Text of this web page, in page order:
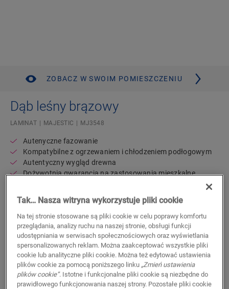
ZOBACZ W SWOIM POMIESZCZENIU
Dąb leśny brązowy
LAMINAT MAJESTIC MJ3548
Autenyczne fazowanie
Kompatybilne z ogrzewaniem i chłodzeniem podłogowym
Autentyczny wygląd drewna
Dożywotnia gwarancja na zastosowania mieszkalne
Wodoodporne
179,95PLN/m²
Sugerowana cena brutto
Znajdź dealera w swoim regionie
Chcesz zobaczyć tę podłogę na żywo? Nadal nurtują
Cię jakieś pytania? Nie ma problemu! Zawsze możesz
Tak… Nasza witryna wykorzystuje pliki cookie
Na tej stronie stosowane są pliki cookie w celu poprawy komfortu
przeglądania, analizy ruchu na naszej stronie, obsługi funkcji
udostępniania w serwisach społecznościowych oraz wyświetlania
spersonalizowanych reklam. Można zaakceptować wszystkie pliki
cookie lub analityczne pliki cookie. Można też edytować ustawienia
plików cookie za pomocą poniższego linku „Zmień ustawienia
plików cookie”. Istotne i funkcjonalne pliki cookie są niezbędne do
prawidłowego funkcjonowania naszej strony. Pozostałe pliki cookie